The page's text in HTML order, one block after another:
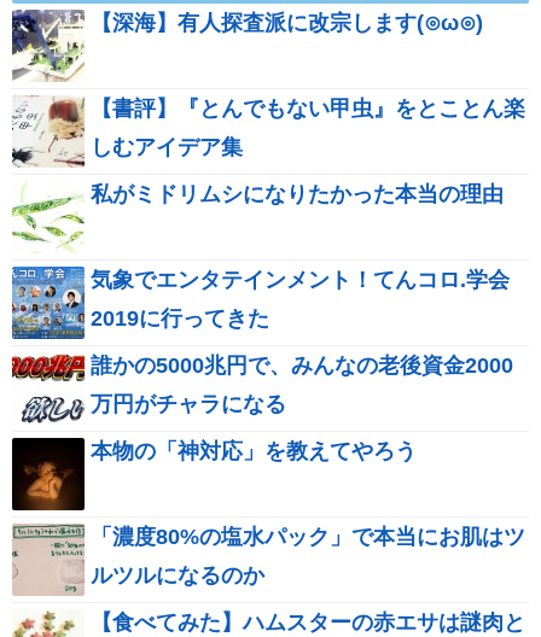
【深海】有人探査派に改宗します(⊙ω⊙)
【書評】『とんでもない甲虫』をとことん楽
しむアイデア集
私がミドリムシになりたかった本当の理由
気象でエンタテインメント！てんコロ.学会
2019に行ってきた
誰かの5000兆円で、みんなの老後資金2000
万円がチャラになる
本物の「神対応」を教えてやろう
「濃度80%の塩水パック」で本当にお肌はツ
ルツルになるのか
【食べてみた】ハムスターの赤エサは謎肉と